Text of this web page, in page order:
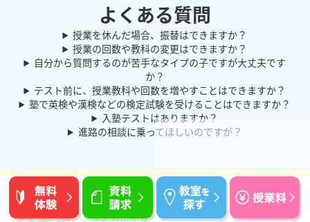
よくある質問
授業を休んだ場合、振替はできますか？
授業の回数や教科の変更はできますか？
自分から質問するのが苦手なタイプの子ですが大丈夫です
か？
テスト前に、授業教科や回数を増やすことはできますか？
塾で英検や漢検などの検定試験を受けることはできますか？
入塾テストはありますか？
進路の相談に乗ってほしいのですが？
入塾までの流れ